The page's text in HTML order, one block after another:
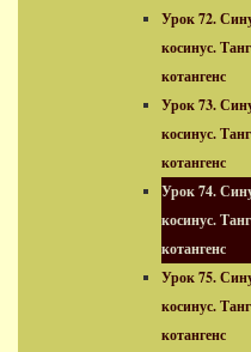
Урок 72.
косинус.
котангенс
Урок 73.
косинус.
котангенс
Урок 74.
косинус.
котангенс
Урок 75.
косинус.
котангенс